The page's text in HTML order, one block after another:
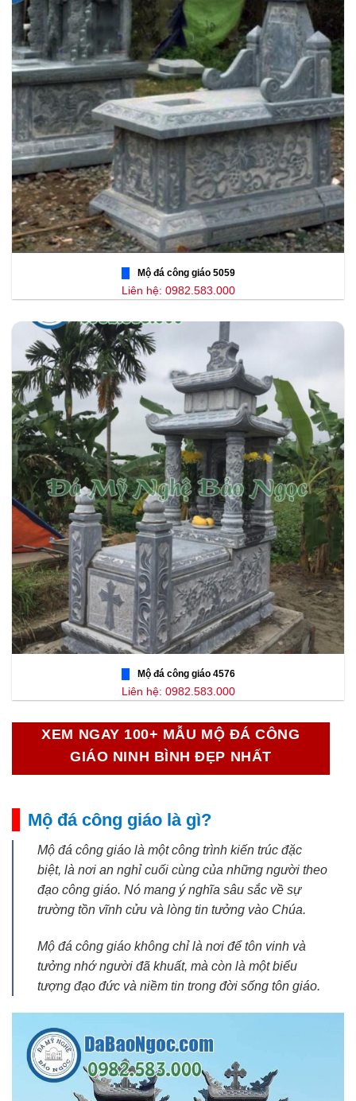
Mộ đá công giáo 5059
Liên hệ: 0982.583.000
Mộ đá công giáo 4576
Liên hệ: 0982.583.000
XEM NGAY 100+ MẪU MỘ ĐÁ CÔNG
GIÁO NINH BÌNH ĐẸP NHẤT
Mộ đá công giáo là gì?
Mộ đá công giáo là một công trình kiến trúc đặc
biệt, là nơi an nghỉ cuối cùng của những người theo
đạo công giáo. Nó mang ý nghĩa sâu sắc về sự
trường tồn vĩnh cửu và lòng tin tưởng vào Chúa.
Mộ đá công giáo không chỉ là nơi để tôn vinh và
tưởng nhớ người đã khuất, mà còn là một biểu
tượng đạo đức và niềm tin trong đời sống tôn giáo.